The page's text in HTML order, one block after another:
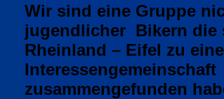
Wir sind eine Gruppe
jugendlicher Bikern die
Rheinland – Eifel zu
Interessengemeinschaft
zusammengefunden